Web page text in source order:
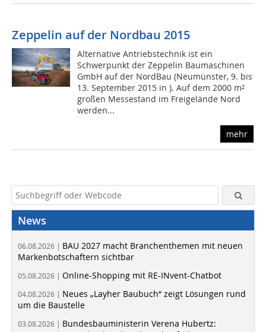
Zeppelin auf der Nordbau 2015
Alternative Antriebstechnik ist ein
Schwerpunkt der Zeppelin Baumaschinen
GmbH auf der NordBau (Neumünster, 9. bis
13. September 2015 in ). Auf dem 2000 m²
großen Messestand im Freigelände Nord
werden...
mehr
News
06.08.2026 | BAU 2027 macht Branchenthemen mit neuen
Markenbotschaftern sichtbar
05.08.2026 | Online-Shopping mit RE-INvent-Chatbot
04.08.2026 | Neues „Layher Baubuch“ zeigt Lösungen rund
um die Baustelle
03.08.2026 | Bundesbauministerin Verena Hubertz: